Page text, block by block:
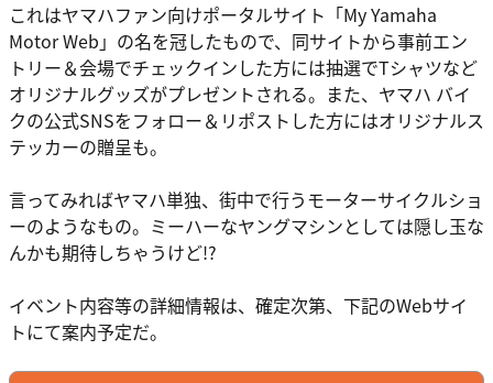
これはヤマハファン向けポータルサイト「My Yamaha
Motor Web」の名を冠したもので、同サイトから事前エン
トリー＆会場でチェックインした方には抽選でTシャツなど
オリジナルグッズがプレゼントされる。また、ヤマハ バイ
クの公式SNSをフォロー＆リポストした方にはオリジナルス
テッカーの贈呈も。
言ってみればヤマハ単独、街中で行うモーターサイクルショ
ーのようなもの。ミーハーなヤングマシンとしては隠し玉な
んかも期待しちゃうけど!?
イベント内容等の詳細情報は、確定次第、下記のWebサイ
トにて案内予定だ。